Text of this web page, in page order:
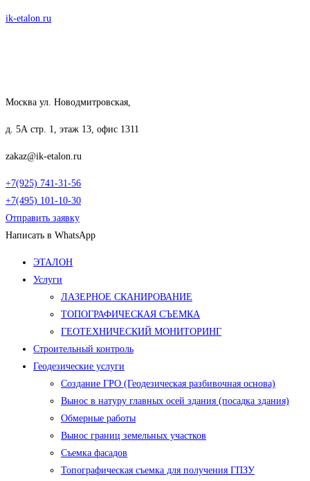
Перейти
ik-etalon.ru
Москва ул. Новодмитровская,
д. 5А стр. 1, этаж 13, офис 1311
zakaz@ik-etalon.ru
+7(925) 741-31-56
+7(495) 101-10-30
Отправить заявку
Написать в WhatsApp
Меню
ЭТАЛОН
Услуги
ЛАЗЕРНОЕ СКАНИРОВАНИЕ
ТОПОГРАФИЧЕСКАЯ СЪЕМКА
ГЕОТЕХНИЧЕСКИЙ МОНИТОРИНГ
Строительный контроль
Геодезические услуги
Создание ГРО (Геодезическая разбивочная основа)
Вынос в натуру главных осей здания (посадка здания)
Обмерные работы
Вынос границ земельных участков
Съемка фасадов
Топографическая съемка для получения ГПЗУ